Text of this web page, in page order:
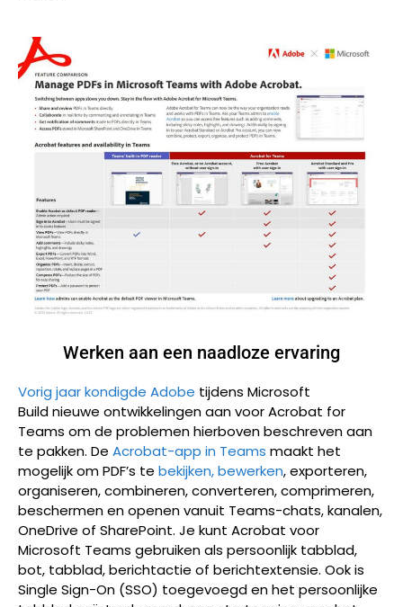
Werken aan een naadloze ervaring
Vorig jaar kondigde Adobe tijdens Microsoft
Build nieuwe ontwikkelingen aan voor Acrobat for
Teams om de problemen hierboven beschreven aan
te pakken. De Acrobat-app in Teams maakt het
mogelijk om PDF’s te bekijken, bewerken, exporteren,
organiseren, combineren, converteren, comprimeren,
beschermen en openen vanuit Teams-chats, kanalen,
OneDrive of SharePoint. Je kunt Acrobat voor
Microsoft Teams gebruiken als persoonlijk tabblad,
bot, tabblad, berichtactie of berichtextensie. Ook is
Single Sign-On (SSO) toegevoegd en het persoonlijke